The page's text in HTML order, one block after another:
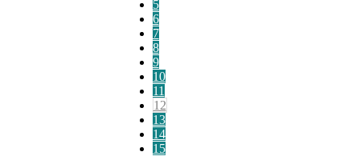
5
6
7
8
9
10
11
12
13
14
15